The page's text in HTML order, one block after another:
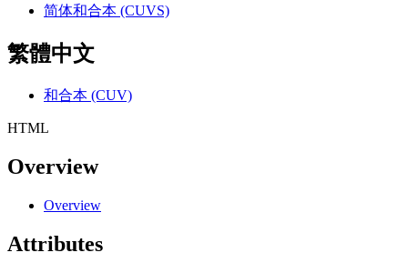
简体和合本 (CUVS)
繁體中文
和合本 (CUV)
HTML
Overview
Overview
Attributes